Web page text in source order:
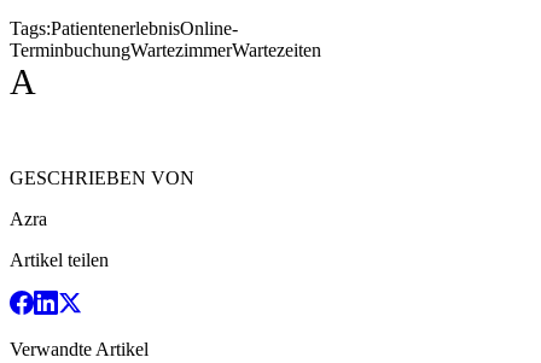
Tags:PatientenerlebnisOnline-
TerminbuchungWartezimmerWartezeiten
A
GESCHRIEBEN VON
Azra
Artikel teilen
Verwandte Artikel